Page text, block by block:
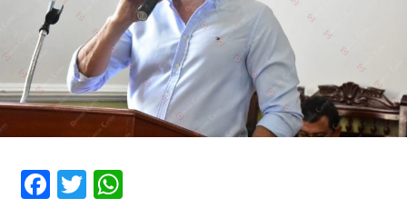
Facebook
TwitterWhatsApp